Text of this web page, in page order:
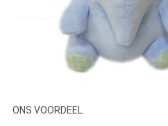
ONS VOORDEEL